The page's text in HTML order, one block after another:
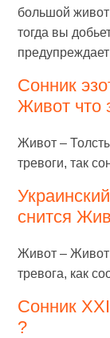
большой живот
тогда вы
Сонник
Живот что
Живот –
тревоги, так
снится
Живот – Живот
тревога, как
Сонник
?